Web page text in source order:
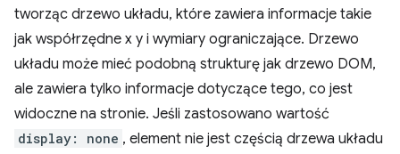
tworząc drzewo układu, które zawiera informacje takie
jak współrzędne x y i wymiary ograniczające. Drzewo
układu może mieć podobną strukturę jak drzewo DOM,
ale zawiera tylko informacje dotyczące tego, co jest
widoczne na stronie. Jeśli zastosowano wartość
display: none , element nie jest częścią drzewa układu